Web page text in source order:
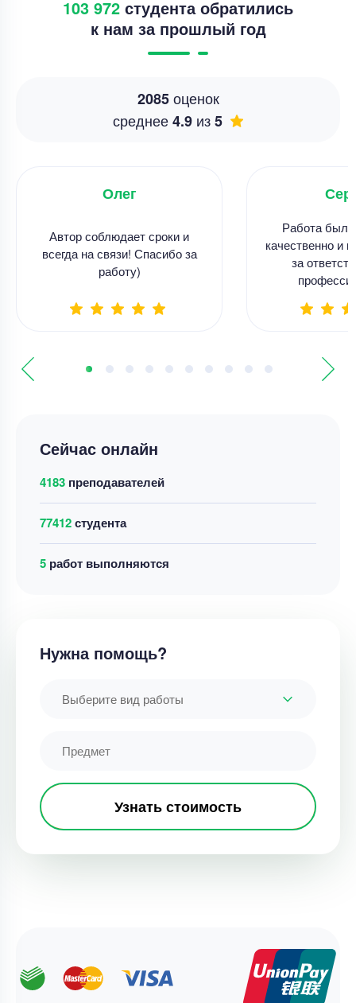
Сейчас онлайн
4183 преподавателей
77412студента
16работ выполняются
Нужна помощь?
Выберите вид работы
Узнать стоимость
103 972 студента обратились
к нам за прошлый год
2085оценок
среднее4.9 из5
Олег
Автор соблюдает сроки и
всегда на связи! Спасибо за
работу)
Работа
качественно и
за